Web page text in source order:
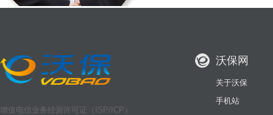
增值电信业务经营许可证（ISP/ICP）
沃保网
关于沃保
手机站